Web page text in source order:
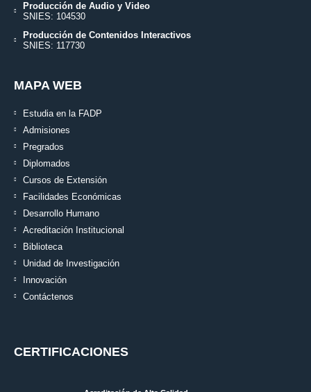
Producción de Audio y Video
SNIES: 104530
Producción de Contenidos Interactivos
SNIES: 117730
MAPA WEB
Estudia en la FADP
Admisiones
Pregrados
Diplomados
Cursos de Extensión
Facilidades Económicas
Desarrollo Humano
Acreditación Institucional
Biblioteca
Unidad de Investigación
Innovación
Contáctenos
CERTIFICACIONES